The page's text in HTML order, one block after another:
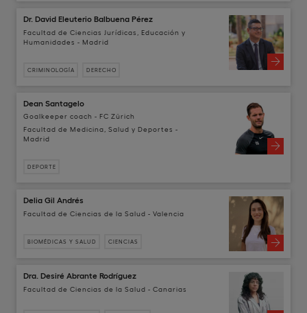
Dr. David Eleuterio Balbuena Pérez
Facultad de Ciencias Jurídicas, Educación y
Humanidades - Madrid
CRIMINOLOGÍA DERECHO
Dean Santagelo
Goalkeeper coach - FC Zürich
Facultad de Medicina, Salud y Deportes -
Madrid
DEPORTE
Delia Gil Andrés
Facultad de Ciencias de la Salud - Valencia
BIOMÉDICAS Y SALUD CIENCIAS
Dra. Desiré Abrante Rodríguez
Facultad de Ciencias de la Salud - Canarias